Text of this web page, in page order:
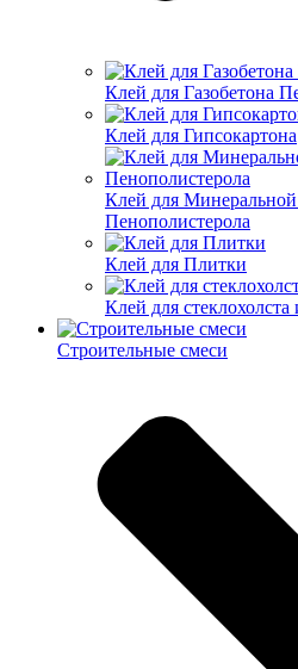
Клей для Газобетона
Клей для Гипсокартона
Клей для
Пенополистерола
Клей для Плитки
Клей для стеклохолста
Строительные смеси